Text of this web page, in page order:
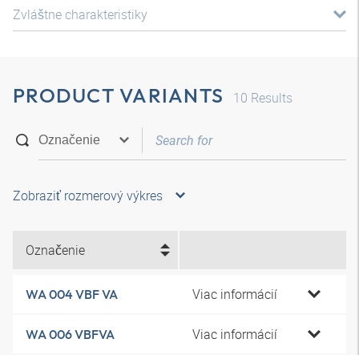
Zvláštne charakteristiky
PRODUCT VARIANTS 10 Results
Zobraziť rozmerový výkres
Označenie
WA 004 VBF VA Viac informácií
WA 006 VBFVA Viac informácií